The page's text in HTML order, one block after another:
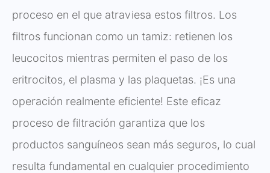
proceso en el que atraviesa estos filtros. Los
filtros funcionan como un tamiz: retienen los
leucocitos mientras permiten el paso de los
eritrocitos, el plasma y las plaquetas. ¡Es una
operación realmente eficiente! Este eficaz
proceso de filtración garantiza que los
productos sanguíneos sean más seguros, lo cual
resulta fundamental en cualquier procedimiento